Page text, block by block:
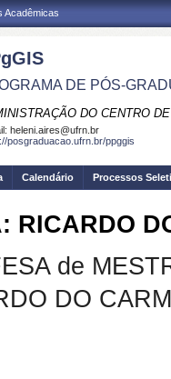
Acadêmicas
DE PÓS-
DO CENTRO
heleni.aires@ufrn.br
posgraduacao.ufrn.br/ppggis
Calendário Processos
RICARDO
de
DO